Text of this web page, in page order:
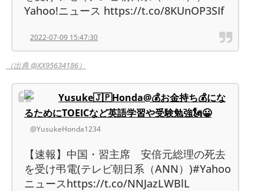
Yahoo!ニュース https://t.co/8KUnOP3SIf
2022-07-09 15:47:30
（出典 @XX95634186）
Yusuke🇯🇵Honda@💰お金持ち💰にな
るためにTOEICなど英語学習や受験勉強🗽😀
@YusukeHonda1234
【速報】中国・習主席 安倍元総理の死去
を受け弔電(テレビ朝日系（ANN）)#Yahoo
ニュースhttps://t.co/NNJazLWBlL